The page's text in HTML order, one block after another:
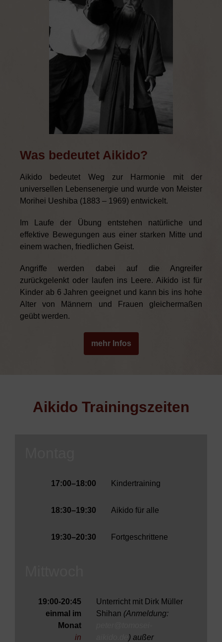
Was bedeutet Aikido?
Aikido bedeutet Weg zur Harmonie mit der
universellen Lebensenergie und wurde von Meister
Morihei Ueshiba (1883 – 1969) entwickelt.
Im Laufe der Übung entstehen natürliche und
effektive Bewegungen aus einer starken Mitte und
einem wachen, friedlichen Geist.
Angriffe werden dabei auf die Angreifer
zurückgelenkt oder laufen ins Leere. Aikido ist für
Kinder ab 6 Jahren geeignet und kann bis ins hohe
Alter von Männern und Frauen gleichermaßen
geübt werden.
mehr Infos
Aikido Trainingszeiten
17:00–18:00 Kindertraining
18:30–19:30 Aikido für alle
19:30–20:30 Fortgeschrittene
19:00-20:45
einmal im
Monat
in
Unterricht mit Dirk Müller
Shihan (Anmeldung:
) außer